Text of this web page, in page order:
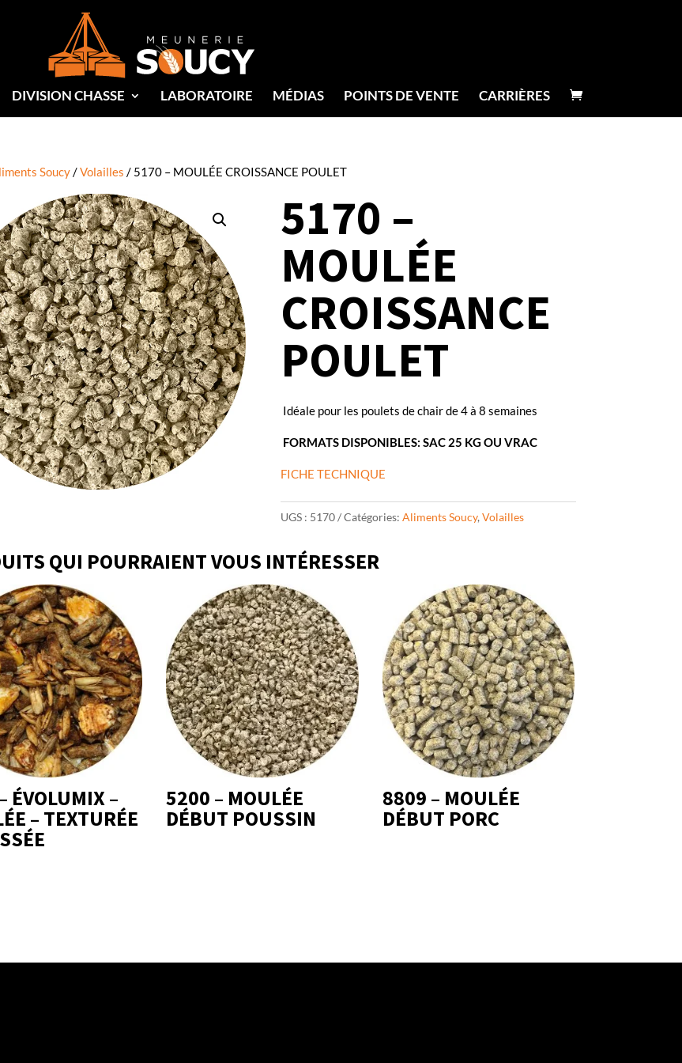
DIVISION CHASSE LABORATOIRE MÉDIAS POINTS DE VENTE CARRIÈRES
Soucy/Volailles / 5170 – MOULÉE CROISSANCE POULET
5170 –
MOULÉE
CROISSANCE
POULET
Idéale pour les poulets de chair de 4 à 8 semaines
FORMATS DISPONIBLES: SAC 25 KG OU VRAC
FICHE TECHNIQUE
UGS : 5170 Catégories: Aliments Soucy, Volailles
QUI POURRAIENT VOUS INTÉRESSER
ÉVOLUMIX –
– TEXTURÉE
5200 – MOULÉE
DÉBUT POUSSIN
8809 – MOULÉE
DÉBUT PORC